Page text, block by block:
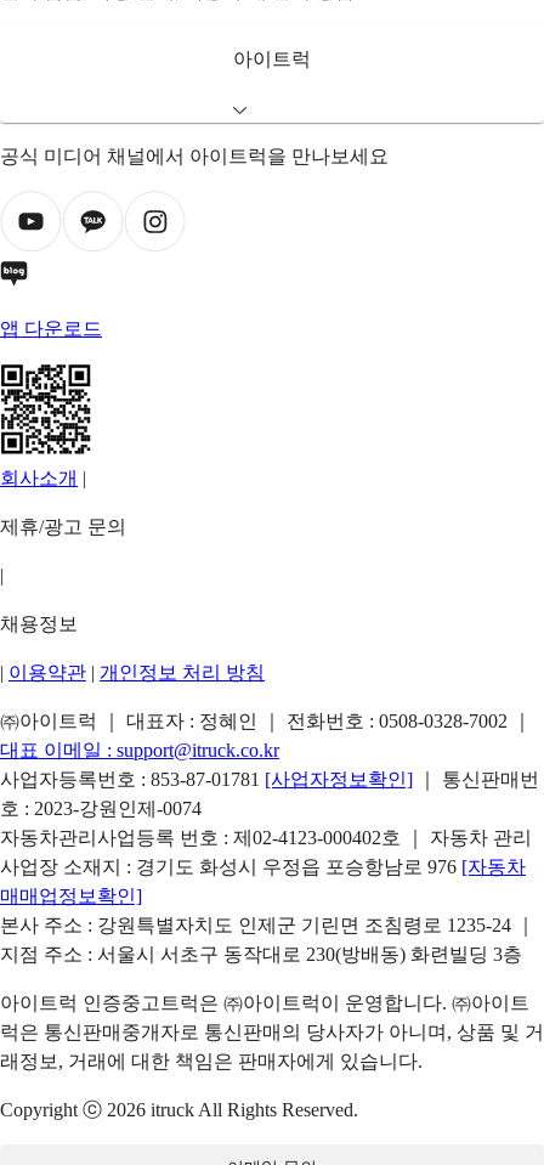
아이트럭
공식 미디어 채널에서 아이트럭을 만나보세요
앱 다운로드
회사소개 |
제휴/광고 문의
|
채용정보
| 이용약관 | 개인정보 처리 방침
㈜아이트럭 ｜ 대표자 : 정혜인 ｜ 전화번호 : 0508-0328-7002
대표 이메일 : support@itruck.co.kr
사업자등록번호 : 853-87-01781 [사업자정보확인]
｜ 통신판매번
호 : 2023-강원인제-0074
자동차관리사업등록 번호 : 제02-4123-000402호 ｜ 자동차 관리
사업장 소재지 : 경기도 화성시 우정읍 포승항남로 976 [자동차
매매업정보확인]
본사 주소 : 강원특별자치도 인제군 기린면 조침령로 1235-24 ｜
지점 주소 : 서울시 서초구 동작대로 230(방배동) 화련빌딩 3층
아이트럭 인증중고트럭은 ㈜아이트럭이 운영합니다. ㈜아이트
럭은 통신판매중개자로 통신판매의 당사자가 아니며, 상품 및 거
래정보, 거래에 대한 책임은 판매자에게 있습니다.
Copyright ⓒ 2026 itruck All Rights Reserved.